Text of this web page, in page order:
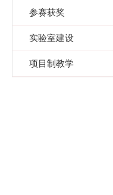
参赛获奖
实验室建设
项目制教学